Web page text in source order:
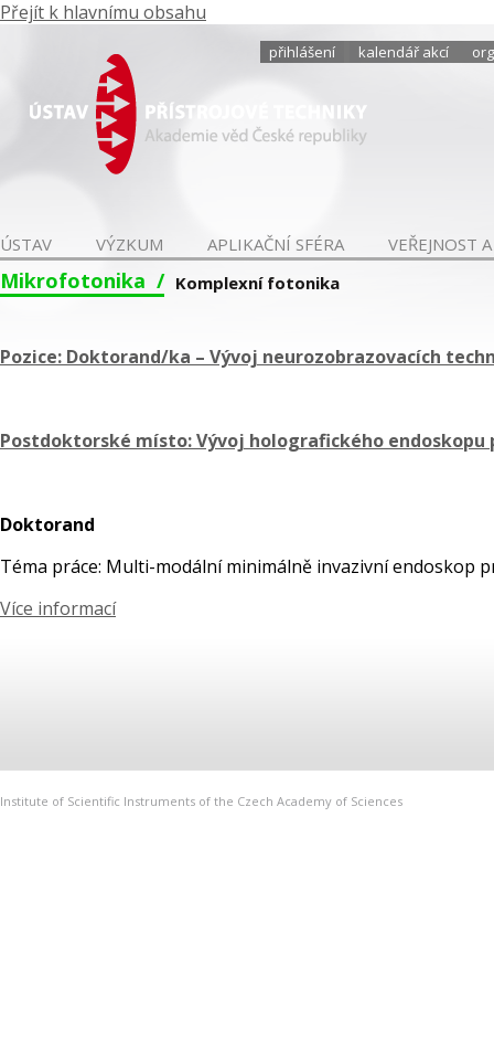
Přejít k hlavnímu obsahu
přihlášení kalendář akcí
ÚSTAV VÝZKUM APLIKAČNÍ SFÉRA VEŘEJNOST
Mikrofotonika Komplexní fotonika
Pozice: Doktorand/ka – Vývoj neurozobrazovacích
Postdoktorské místo: Vývoj holografického
Doktorand
Téma práce: Multi-modální minimálně invazivní endoskop
Více informací
Institute of Scientific Instruments of the Czech Academy of Sciences